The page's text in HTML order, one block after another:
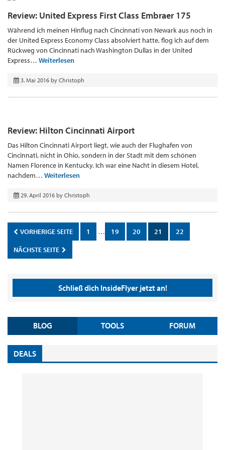
Review: United Express First Class Embraer 175
Während ich meinen Hinflug nach Cincinnati von Newark aus noch in
der United Express Economy Class absolviert hatte, flog ich auf dem
Rückweg von Cincinnati nach Washington Dullas in der United
Express… Weiterlesen
3. Mai 2016 by Christoph
Review: Hilton Cincinnati Airport
Das Hilton Cincinnati Airport liegt, wie auch der Flughafen von
Cincinnati, nicht in Ohio, sondern in der Stadt mit dem schönen
Namen Florence in Kentucky. Ich war eine Nacht in diesem Hotel,
nachdem… Weiterlesen
29. April 2016 by Christoph
VORHERIGE SEITE 1 … 19 20 21
22
NÄCHSTE SEITE
Schließ dich InsideFlyer jetzt an!
BLOG TOOLS FORUM
DEALS